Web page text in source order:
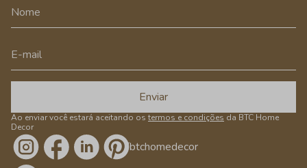
Enviar
Ao enviar você estará aceitando os termos e condições da BTC Home
Decor
/btchomedecor